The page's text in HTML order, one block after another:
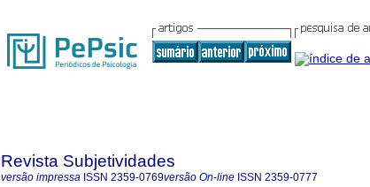
Revista Subjetividades
versão impressa ISSN 2359-0769versão On-line ISSN 2359-0777